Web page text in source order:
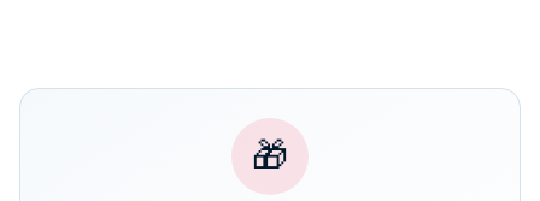
🎁